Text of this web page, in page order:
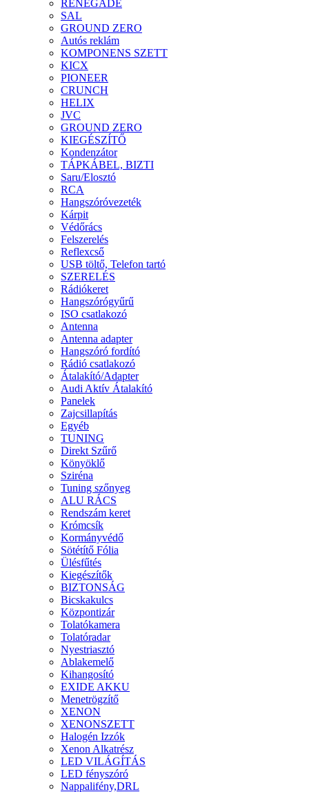
RENEGADE
SAL
GROUND ZERO
Autós reklám
KOMPONENS SZETT
KICX
PIONEER
CRUNCH
HELIX
JVC
GROUND ZERO
KIEGÉSZÍTŐ
Kondenzátor
TÁPKÁBEL, BIZTI
Saru/Elosztó
RCA
Hangszóróvezeték
Kárpit
Védőrács
Felszerelés
Reflexcső
USB töltő, Telefon tartó
SZERELÉS
Rádiókeret
Hangszórógyűrű
ISO csatlakozó
Antenna
Antenna adapter
Hangszóró fordító
Rádió csatlakozó
Átalakító/Adapter
Audi Aktív Átalakító
Panelek
Zajcsillapítás
Egyéb
TUNING
Direkt Szűrő
Könyöklő
Sziréna
Tuning szőnyeg
ALU RÁCS
Rendszám keret
Krómcsík
Kormányvédő
Sötétítő Fólia
Ülésfűtés
Kiegészítők
BIZTONSÁG
Bicskakulcs
Központizár
Tolatókamera
Tolatóradar
Nyestriasztó
Ablakemelő
Kihangosító
EXIDE AKKU
Menetrögzítő
XENON
XENONSZETT
Halogén Izzók
Xenon Alkatrész
LED VILÁGÍTÁS
LED fényszóró
Nappalifény,DRL